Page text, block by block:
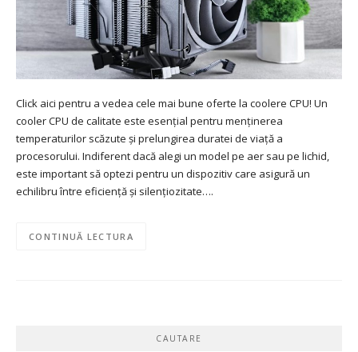
Click aici pentru a vedea cele mai bune oferte la coolere CPU! Un
cooler CPU de calitate este esențial pentru menținerea
temperaturilor scăzute și prelungirea duratei de viață a
procesorului. Indiferent dacă alegi un model pe aer sau pe lichid,
este important să optezi pentru un dispozitiv care asigură un
echilibru între eficiență și silențiozitate….
CONTINUĂ LECTURA
CAUTARE